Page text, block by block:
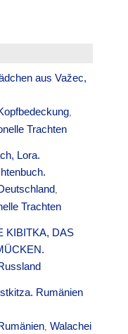
aus Važec,
,
Trachten
Lora.
,
Trachten
KIBITKA, DAS
Rumänien
,Walachei